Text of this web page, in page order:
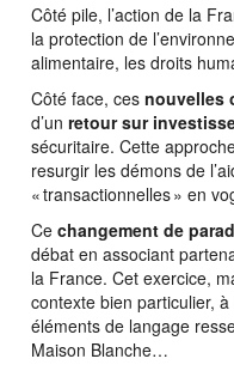
Côté pile, l’action de la
la protection de
alimentaire, les droits
Côté face, ces nouvelles
d’un retour sur
sécuritaire. Cette
resurgir les démons de
« transactionnelles » en
Ce changement de
débat en associant
la France. Cet exercice,
contexte bien particulier,
éléments de langage
Maison Blanche…